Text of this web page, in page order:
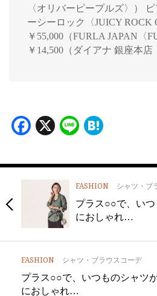
〈オリバーピープルズ〉）
ーシーロック〈JUICY ROCK
￥55,000（FURLA JAPAN〈
￥14,500（ダイアナ 銀座本店
Facebook
X Line
FASHION シャツ・ブ
プラス○○で、い
におしゃれ…
FASHION シャツ・ブラウスコーデ
プラス○○で、いつものシャツ
におしゃれ…